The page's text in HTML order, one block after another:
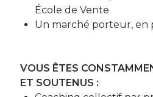
École de Vente
Un marché porteur, en
VOUS ÊTES
ET SOUTENUS :